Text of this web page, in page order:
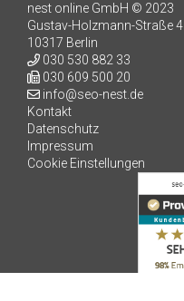
nest online GmbH © 2023
Gustav-Holzmann-Straße 4
10317 Berlin
030 530 882 33
030 609 500 20
info@seo-nest.de
Kontakt
Datenschutz
Impressum
Cookie Einstellungen